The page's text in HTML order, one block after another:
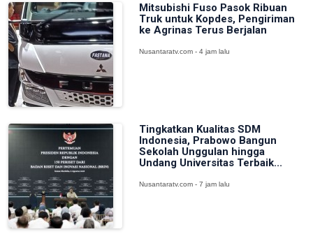
Mitsubishi Fuso Pasok Ribuan
Truk untuk Kopdes, Pengiriman
ke Agrinas Terus Berjalan
Nusantaratv.com - 4 jam lalu
Tingkatkan Kualitas SDM
Indonesia, Prabowo Bangun
Sekolah Unggulan hingga
Undang Universitas Terbaik...
Nusantaratv.com - 7 jam lalu